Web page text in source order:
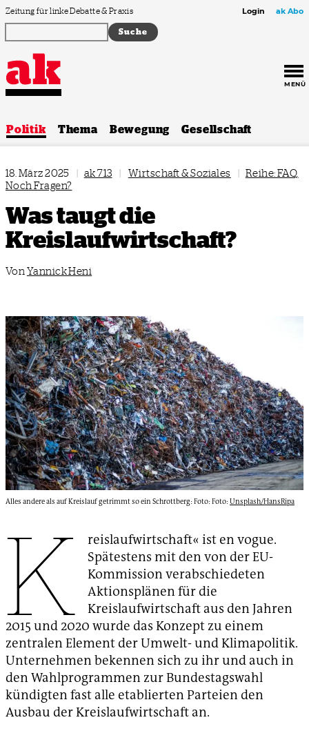
Zum Inhalt springen
Zeitung für linke Debatte & Praxis Login ak Abo
MENÜ
Politik Thema Bewegung Gesellschaft
18. März 2025 | ak 713 | Wirtschaft & Soziales | Reihe: FAQ.
Noch Fragen?
Was taugt die
Kreislaufwirtschaft?
Von Yannick Heni
Alles andere als auf Kreislauf getrimmt so ein Schrottberg: Foto: Foto:Unsplash/HansRipa
K
reislaufwirtschaft« ist en vogue.
Spätestens mit den von der EU-
Kommission verabschiedeten
Aktionsplänen für die
Kreislaufwirtschaft aus den Jahren
2015 und 2020 wurde das Konzept zu einem
zentralen Element der Umwelt- und Klimapolitik.
Unternehmen bekennen sich zu ihr und auch in
den Wahlprogrammen zur Bundestagswahl
kündigten fast alle etablierten Parteien den
Ausbau der Kreislaufwirtschaft an.